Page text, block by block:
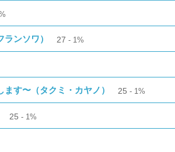
ンソワ） 27 1%
す〜（タクミ・カヤノ） 25 1%
25 1%